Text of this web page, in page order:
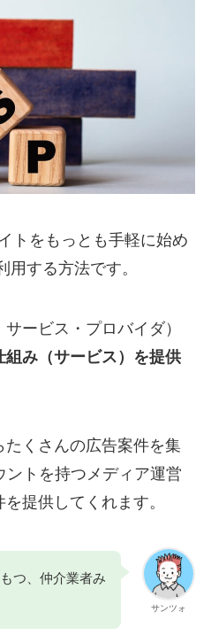
トをもっとも手軽に始め
用する方法です。
ービス・プロバイダ）
組み（サービス）を提供
たくさんの広告案件を集
トを持つメディア運営
提供してくれます。
サンツォ
つ、仲介業者み